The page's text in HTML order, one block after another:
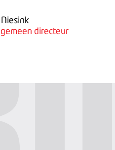
Niesink
directeur